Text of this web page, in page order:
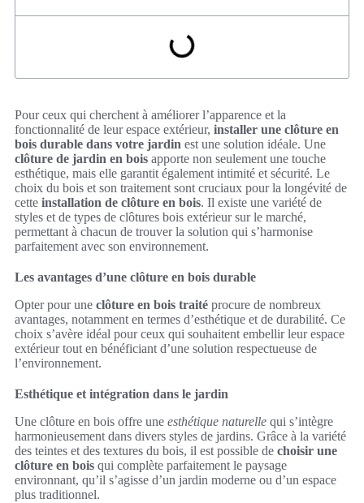
Pour ceux qui cherchent à améliorer l’apparence et la
fonctionnalité de leur espace extérieur, installer une clôture en
bois durable dans votre jardin est une solution idéale. Une
clôture de jardin en bois apporte non seulement une touche
esthétique, mais elle garantit également intimité et sécurité. Le
choix du bois et son traitement sont cruciaux pour la longévité de
cette installation de clôture en bois. Il existe une variété de
styles et de types de clôtures bois extérieur sur le marché,
permettant à chacun de trouver la solution qui s’harmonise
parfaitement avec son environnement.
Les avantages d’une clôture en bois durable
Opter pour une clôture en bois traité procure de nombreux
avantages, notamment en termes d’esthétique et de durabilité. Ce
choix s’avère idéal pour ceux qui souhaitent embellir leur espace
extérieur tout en bénéficiant d’une solution respectueuse de
l’environnement.
Esthétique et intégration dans le jardin
Une clôture en bois offre une esthétique naturelle qui s’intègre
harmonieusement dans divers styles de jardins. Grâce à la variété
des teintes et des textures du bois, il est possible de choisir une
clôture en bois qui complète parfaitement le paysage
environnant, qu’il s’agisse d’un jardin moderne ou d’un espace
plus traditionnel.